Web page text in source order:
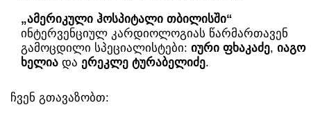
„ამერიკული ჰოსპიტალი თბილისში“
ინტერვენციულ კარდიოლოგიას წარმართავენ
გამოცდილი სპეციალისტები: იური ფხაკაძე, იაგო
ხელია და ერეკლე ტურაბელიძე.
ჩვენ გთავაზობთ: